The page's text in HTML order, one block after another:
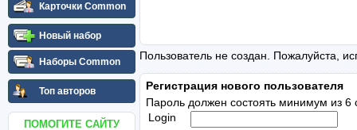
Карточки Common
Новый набор
Наборы Common
Топ авторов
ПОМОГИТЕ САЙТУ
Пользователь не создан. Пожалуйста,
Регистрация нового пользователя
Пароль должен состоять минимум из 6
Login